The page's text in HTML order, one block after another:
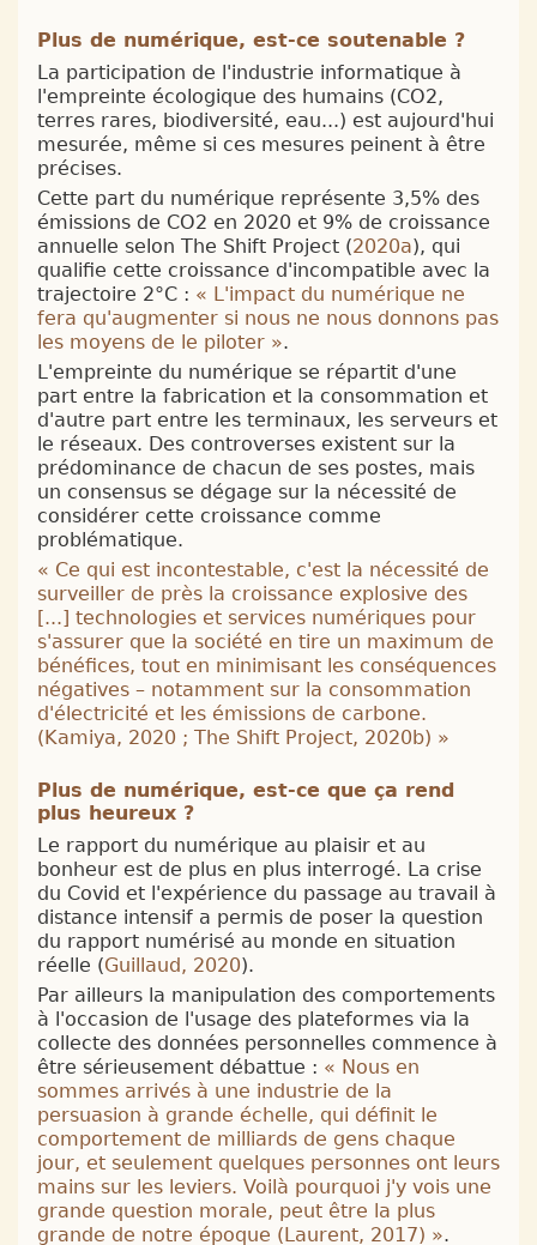
Plus de numérique, est-ce soutenable ?
La participation de l'industrie informatique à
l'empreinte écologique des humains (CO2,
terres rares, biodiversité, eau...) est aujourd'hui
mesurée, même si ces mesures peinent à être
précises.
Cette part du numérique représente 3,5% des
émissions de CO2 en 2020 et 9% de croissance
annuelle selon The Shift Project (2020a), qui
qualifie cette croissance d'incompatible avec la
trajectoire 2°C : « L'impact du numérique ne
fera qu'augmenter si nous ne nous donnons pas
les moyens de le piloter ».
L'empreinte du numérique se répartit d'une
part entre la fabrication et la consommation et
d'autre part entre les terminaux, les serveurs et
le réseaux. Des controverses existent sur la
prédominance de chacun de ses postes, mais
un consensus se dégage sur la nécessité de
considérer cette croissance comme
problématique.
« Ce qui est incontestable, c'est la nécessité de
surveiller de près la croissance explosive des
[...] technologies et services numériques pour
s'assurer que la société en tire un maximum de
bénéfices, tout en minimisant les conséquences
négatives – notamment sur la consommation
d'électricité et les émissions de carbone.
(Kamiya, 2020 ; The Shift Project, 2020b) »
Plus de numérique, est-ce que ça rend
plus heureux ?
Le rapport du numérique au plaisir et au
bonheur est de plus en plus interrogé. La crise
du Covid et l'expérience du passage au travail à
distance intensif a permis de poser la question
du rapport numérisé au monde en situation
réelle (Guillaud, 2020).
Par ailleurs la manipulation des comportements
à l'occasion de l'usage des plateformes via la
collecte des données personnelles commence à
être sérieusement débattue : « Nous en
sommes arrivés à une industrie de la
persuasion à grande échelle, qui définit le
comportement de milliards de gens chaque
jour, et seulement quelques personnes ont leurs
mains sur les leviers. Voilà pourquoi j'y vois une
grande question morale, peut être la plus
grande de notre époque (Laurent, 2017) ».